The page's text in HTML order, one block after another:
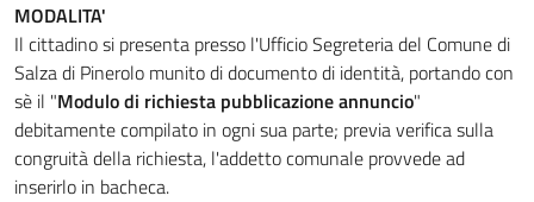
MODALITA'
Il cittadino si presenta presso l'Ufficio Segreteria del Comune di
Salza di Pinerolo munito di documento di identità, portando con
sè il "Modulo di richiesta pubblicazione annuncio"
debitamente compilato in ogni sua parte; previa verifica sulla
congruità della richiesta, l'addetto comunale provvede ad
inserirlo in bacheca.